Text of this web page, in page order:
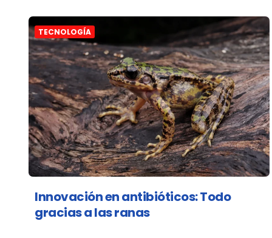
TECNOLOGÍA
Innovación en antibióticos: Todo
gracias a las ranas